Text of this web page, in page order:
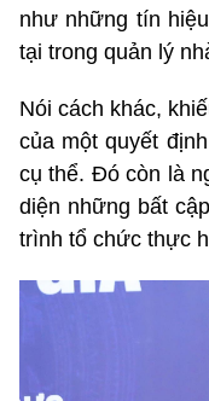
như những tín
tại trong quản lý
Nói cách khác,
của một quyết
cụ thể. Đó còn là
diện những bất
trình tổ chức thực